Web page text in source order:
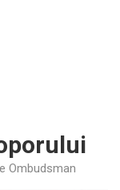
Ombudsman